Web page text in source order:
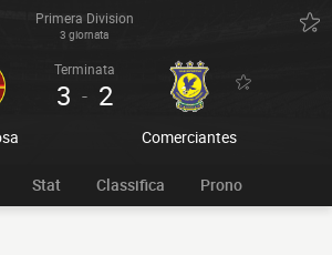
Primera Division
3 giornata
Terminata
3 - 2
Comerciantes
Stat Classifica Prono